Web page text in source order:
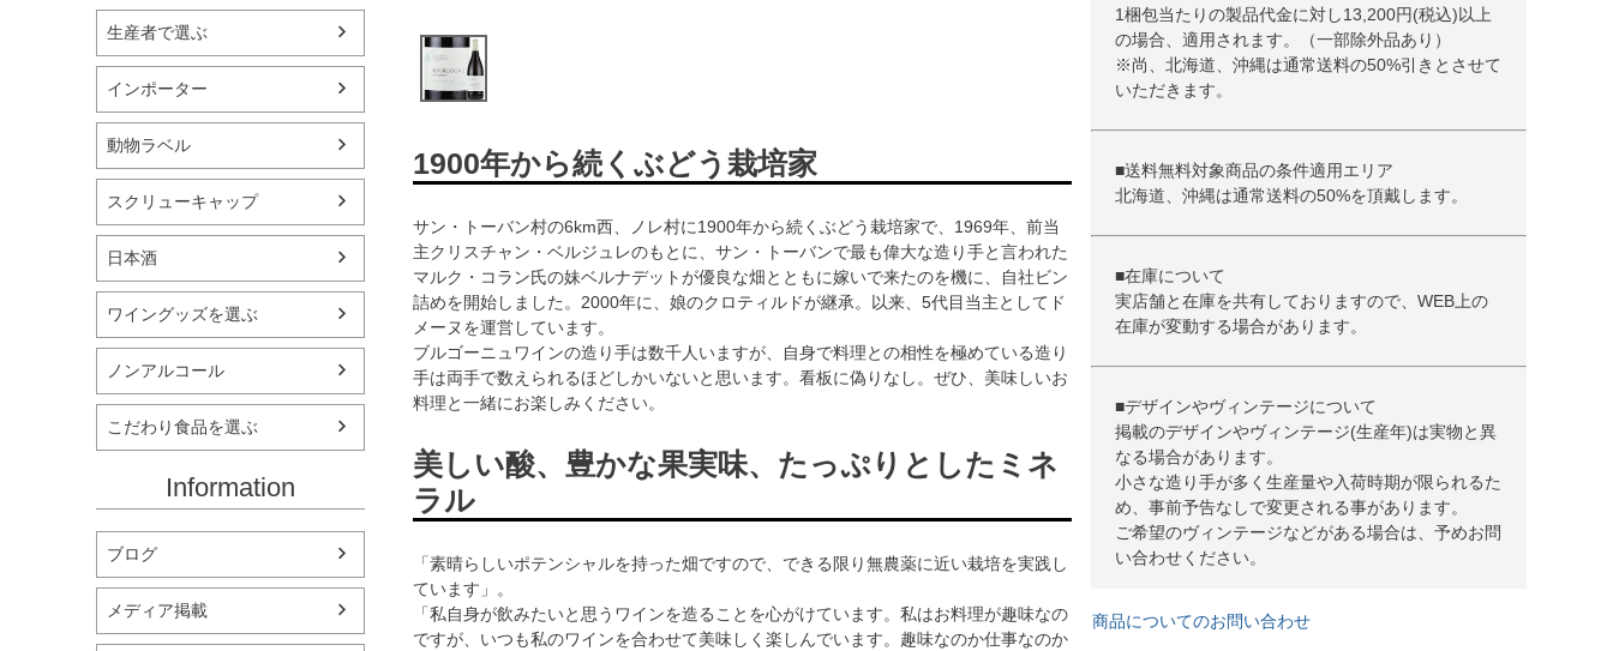
生産者で選ぶ
インポーター
動物ラベル
スクリューキャップ
日本酒
ワイングッズを選ぶ
ノンアルコール
こだわり食品を選ぶ
Information
ブログ
メディア掲載
1900年から続くぶどう栽培家
サン・トーバン村の6km西、ノレ村に1900年から続くぶどう栽培家で、1969年、前当
主クリスチャン・ベルジュレのもとに、サン・トーバンで最も偉大な造り手と言われた
マルク・コラン氏の妹ベルナデットが優良な畑とともに嫁いで来たのを機に、自社ビン
詰めを開始しました。2000年に、娘のクロティルドが継承。以来、5代目当主としてド
メーヌを運営しています。
ブルゴーニュワインの造り手は数千人いますが、自身で料理との相性を極めている造り
手は両手で数えられるほどしかいないと思います。看板に偽りなし。ぜひ、美味しいお
料理と一緒にお楽しみください。
美しい酸、豊かな果実味、たっぷりとしたミネ
ラル
「素晴らしいポテンシャルを持った畑ですので、できる限り無農薬に近い栽培を実践し
ています」。
「私自身が飲みたいと思うワインを造ることを心がけています。私はお料理が趣味なの
ですが、いつも私のワインを合わせて美味しく楽しんでいます。趣味なのか仕事なのか
1梱包当たりの製品代金に対し13,200円(税込)以上
の場合、適用されます。（一部除外品あり）
※尚、北海道、沖縄は通常送料の50%引きとさせて
いただきます。
■送料無料対象商品の条件適用エリア
北海道、沖縄は通常送料の50%を頂戴します。
■在庫について
実店舗と在庫を共有しておりますので、WEB上の
在庫が変動する場合があります。
■デザインやヴィンテージについて
掲載のデザインやヴィンテージ(生産年)は実物と異
なる場合があります。
小さな造り手が多く生産量や入荷時期が限られるた
め、事前予告なしで変更される事があります。
ご希望のヴィンテージなどがある場合は、予めお問
い合わせください。
商品についてのお問い合わせ